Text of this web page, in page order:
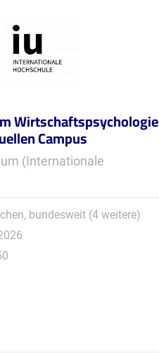
Wirtschaftspsychologie
Campus
(Internationale
bundesweit (4 weitere)